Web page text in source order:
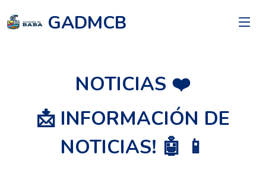
GADMCB
NOTICIAS ❤️
📩 INFORMACIÓN DE
NOTICIAS! 🤖 📱